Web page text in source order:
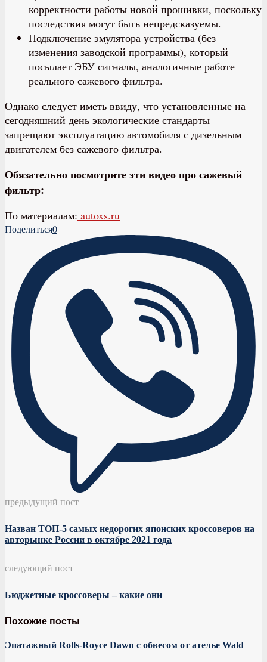
корректности работы новой прошивки, поскольку
последствия могут быть непредсказуемы.
Подключение эмулятора устройства (без
изменения заводской программы), который
посылает ЭБУ сигналы, аналогичные работе
реального сажевого фильтра.
Однако следует иметь ввиду, что установленные на
сегодняшний день экологические стандарты
запрещают эксплуатацию автомобиля с дизельным
двигателем без сажевого фильтра.
Обязательно посмотрите эти видео про сажевый
фильтр:
По материалам: autoxs.ru
Поделиться0
предыдущий пост
Назван ТОП-5 самых недорогих японских кроссоверов на
авторынке России в октябре 2021 года
следующий пост
Бюджетные кроссоверы – какие они
Похожие посты
Эпатажный Rolls-Royce Dawn с обвесом от ателье Wald